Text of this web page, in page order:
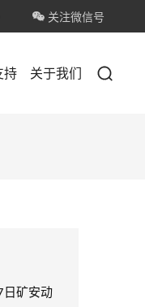
 关注微信号
持 关于我们 
矿安动